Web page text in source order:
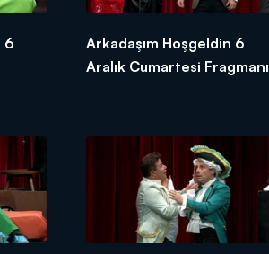
6
Arkadaşım Hoşgeldin 6
Aralık Cumartesi Fragmanı